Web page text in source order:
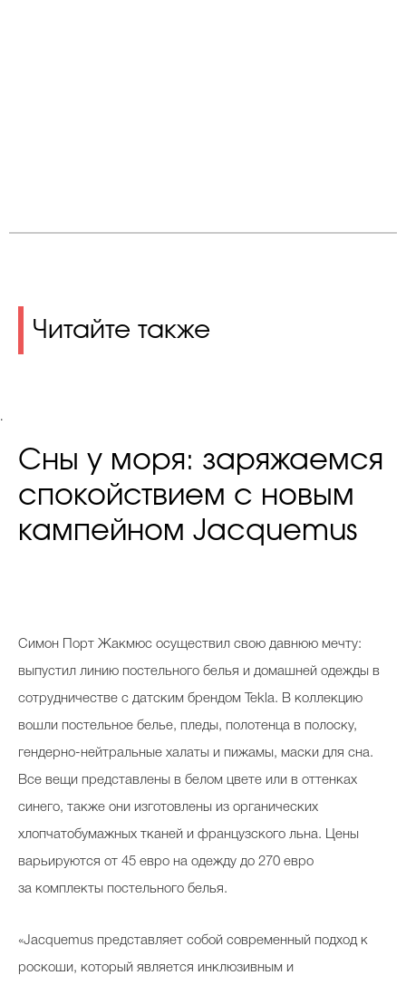
Читайте также
.
Сны у моря: заряжаемся
спокойствием с новым
кампейном Jacquemus
Симон Порт Жакмюс осуществил свою давнюю мечту:
выпустил линию постельного белья и домашней одежды в
сотрудничестве с датским брендом Tekla. В коллекцию
вошли постельное белье, пледы, полотенца в полоску,
гендерно-нейтральные халаты и пижамы, маски для сна.
Все вещи представлены в белом цвете или в оттенках
синего, также они изготовлены из органических
хлопчатобумажных тканей и французского льна. Цены
варьируются от 45 евро на одежду до 270 евро
за комплекты постельного белья.
«Jacquemus представляет собой современный подход к
роскоши, который является инклюзивным и